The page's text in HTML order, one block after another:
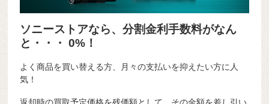
ソニーストアなら、分割金利手数料がなん
と・・・ 0%！
よく商品を買い替える方、月々の支払いを抑えたい方に人
気！